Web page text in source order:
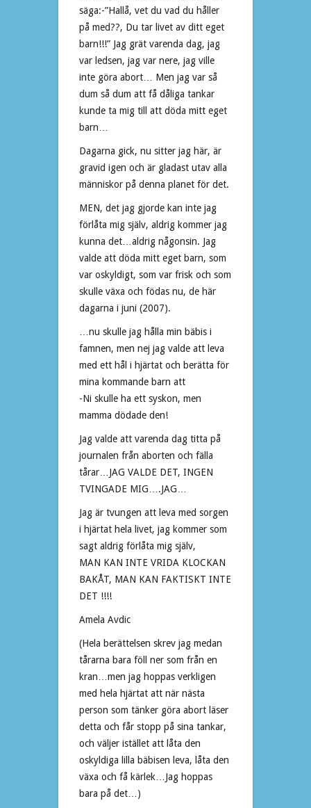
säga:-”Hallå, vet du vad du håller
på med??, Du tar livet av ditt eget
barn!!!” Jag grät varenda dag, jag
var ledsen, jag var nere, jag ville
inte göra abort… Men jag var så
dum så dum att få dåliga tankar
kunde ta mig till att döda mitt eget
barn…
Dagarna gick, nu sitter jag här, är
gravid igen och är gladast utav alla
människor på denna planet för det.
MEN, det jag gjorde kan inte jag
förlåta mig själv, aldrig kommer jag
kunna det…aldrig någonsin. Jag
valde att döda mitt eget barn, som
var oskyldigt, som var frisk och som
skulle växa och födas nu, de här
dagarna i juni (2007).
…nu skulle jag hålla min bäbis i
famnen, men nej jag valde att leva
med ett hål i hjärtat och berätta för
mina kommande barn att
-Ni skulle ha ett syskon, men
mamma dödade den!
Jag valde att varenda dag titta på
journalen från aborten och fälla
tårar…JAG VALDE DET, INGEN
TVINGADE MIG….JAG…
Jag är tvungen att leva med sorgen
i hjärtat hela livet, jag kommer som
sagt aldrig förlåta mig själv,
MAN KAN INTE VRIDA KLOCKAN
BAKÅT, MAN KAN FAKTISKT INTE
DET !!!!
Amela Avdic
(Hela berättelsen skrev jag medan
tårarna bara föll ner som från en
kran…men jag hoppas verkligen
med hela hjärtat att när nästa
person som tänker göra abort läser
detta och får stopp på sina tankar,
och väljer istället att låta den
oskyldiga lilla bäbisen leva, låta den
växa och få kärlek…Jag hoppas
bara på det…)